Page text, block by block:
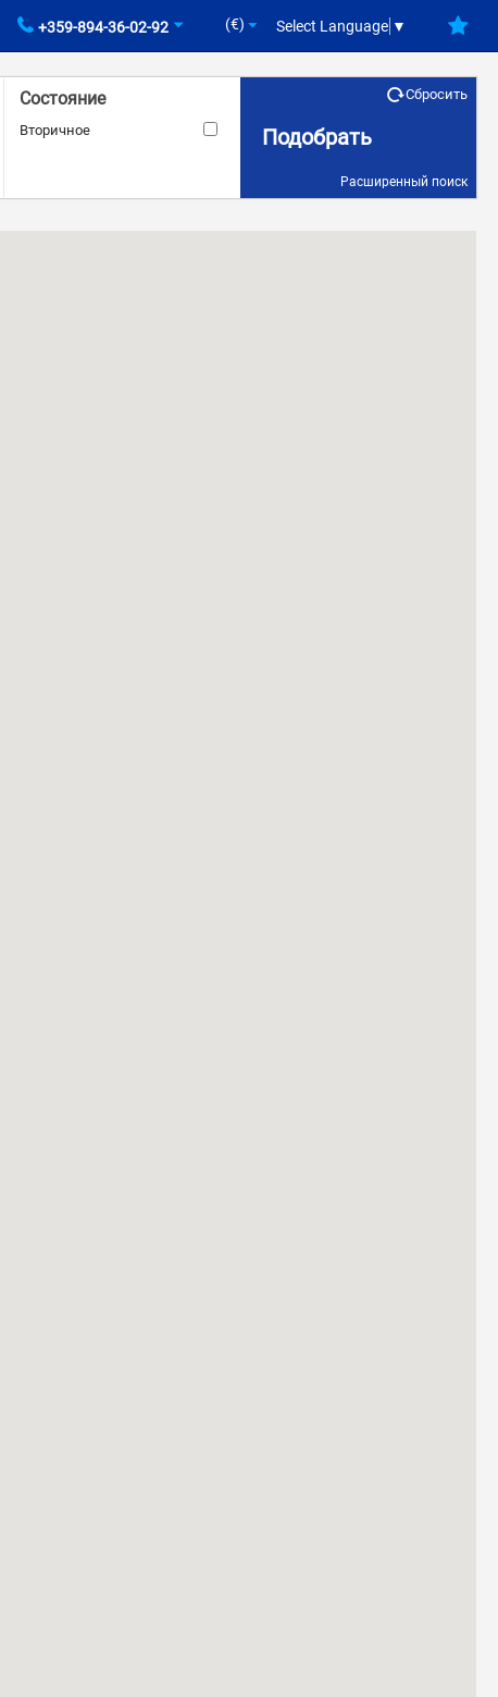
+359-894-36-02-92 (€) Select Language ▼
Состояние
Вторичное Подобрать
Сбросить
Расширенный поиск